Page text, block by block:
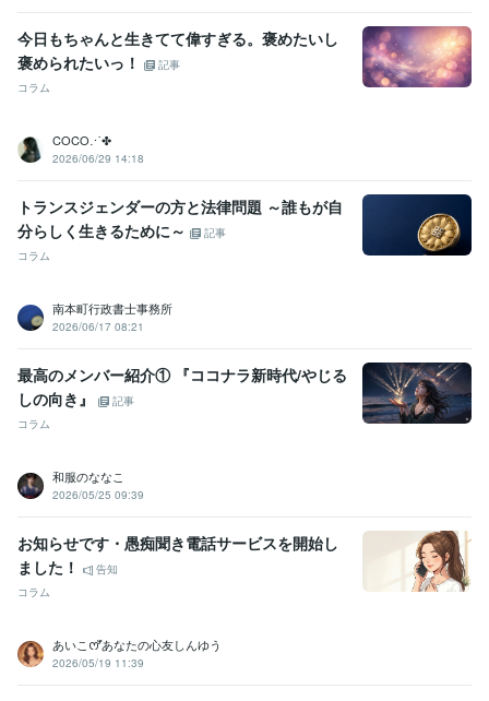
今日もちゃんと生きてて偉すぎる。褒めたいし
褒められたいっ！
記事
コラム
COCO⋰✤
2026/06/29 14:18
トランスジェンダーの方と法律問題 ～誰もが自
分らしく生きるために～
記事
コラム
南本町行政書士事務所
2026/06/17 08:21
最高のメンバー紹介① 『ココナラ新時代/やじる
しの向き』
記事
コラム
和服のななこ
2026/05/25 09:39
お知らせです・愚痴聞き電話サービスを開始し
ました！
告知
コラム
あいこꯁꯧあなたの心友しんゆう
2026/05/19 11:39